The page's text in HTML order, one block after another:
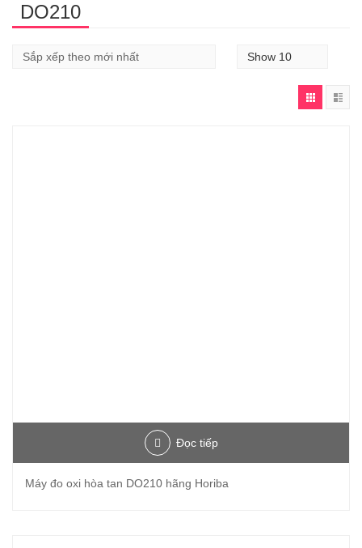
DO210
Đọc tiếp
Máy đo oxi hòa tan DO210 hãng Horiba